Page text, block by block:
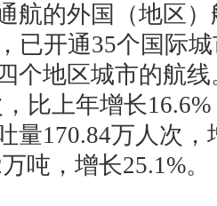
航的外国（地区
已开通35个国际
个地区城市的航
比上年增长16.6%
量170.84万人次，
万吨，增长25.1%。